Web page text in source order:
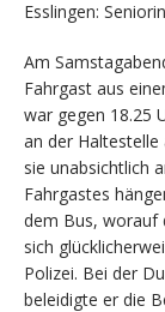
Esslingen:
Am
Fahrgast aus
war gegen 18.25
an der Haltestelle
sie unabsichtlich
Fahrgastes
dem Bus, worauf
sich
Polizei. Bei der
beleidigte er die